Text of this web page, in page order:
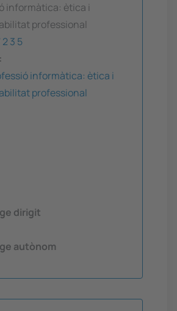
informàtica: ètica i
professional
23 5
informàtica: ètica i
professional
dirigit
autònom